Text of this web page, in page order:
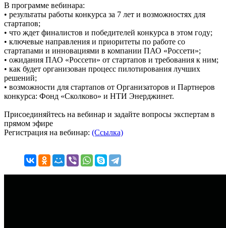
В программе вебинара:
• результаты работы конкурса за 7 лет и возможностях для
стартапов;
• что ждет финалистов и победителей конкурса в этом году;
• ключевые направления и приоритеты по работе со
стартапами и инновациями в компании ПАО «Россети»;
• ожидания ПАО «Россети» от стартапов и требования к ним;
• как будет организован процесс пилотирования лучших
решений;
• возможности для стартапов от Организаторов и Партнеров
конкурса: Фонд «Сколково» и НТИ Энерджинет.
Присоединяйтесь на вебинар и задайте вопросы экспертам в
прямом эфире
Регистрация на вебинар: (Ссылка)